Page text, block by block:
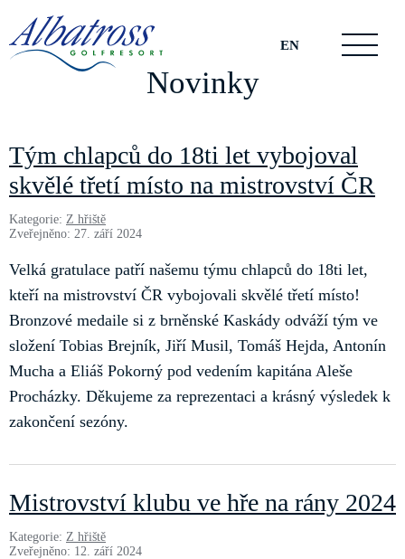
EN
Novinky
Tým chlapců do 18ti let vybojoval
skvělé třetí místo na mistrovství ČR
Kategorie: Z hřiště
Zveřejněno: 27. září 2024
Velká gratulace patří našemu týmu chlapců do 18ti let,
kteří na mistrovství ČR vybojovali skvělé třetí místo!
Bronzové medaile si z brněnské Kaskády odváží tým ve
složení Tobias Brejník, Jiří Musil, Tomáš Hejda, Antonín
Mucha a Eliáš Pokorný pod vedením kapitána Aleše
Procházky. Děkujeme za reprezentaci a krásný výsledek k
zakončení sezóny.
Mistrovství klubu ve hře na rány 2024
Kategorie: Z hřiště
Zveřejněno: 12. září 2024